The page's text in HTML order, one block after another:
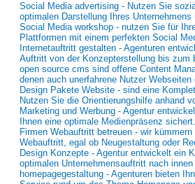
Social Media advertising - Nutzen Sie
optimalen Darstellung Ihres Unternehmens
Social Media workshop - nutzen Sie für
Plattformen mit einem perfekten Social
Internetauftritt gestalten - Agenturen
Auftritt von der Konzepterstellung bis zum
open source cms sind offene Content
denen auch unerfahrene Nutzer
Design Pakete Website - sind eine
Nutzen Sie die Orientierungshilfe anhand
Marketing und Werbung - Agentur
Ihnen eine optimale Medienpräsenz sichert.
Firmen Webauftritt betreuen - wir
Webauftritt, egal ob Neugestaltung oder
Design Konzepte - Agentur entwickelt ein
optimalen Unternehmensauftritt nach
homepagegestaltung - Agenturen bieten